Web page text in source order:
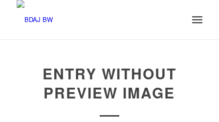
ENTRY WITHOUT
PREVIEW IMAGE